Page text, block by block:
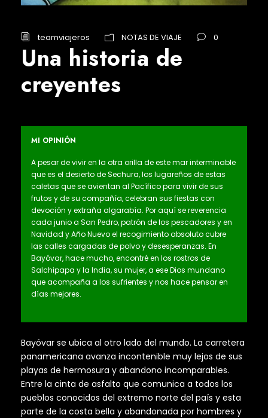
teamviajeros NOTAS DE VIAJE 0
Una historia de
creyentes
MI OPINIÓN
A pesar de vivir en la otra orilla de este mar interminable
que es el desierto de Sechura, los lugareños de estas
caletas que se avientan al Pacífico para vivir de sus
frutos y de su compañía, celebran sus fiestas con
devoción y extraña algarabía. Por aquí se reverencia
cada junio a San Pedro, patrón de los pescadores y en
Navidad y Año Nuevo el recogimiento absoluto cubre
las calles cargadas de polvo y desesperanzas. En
Bayóvar, hace mucho, encontré en los rostros de
Salchipapa y la India, su mujer, a ese Dios mundano
que acompaña a los sufrientes y nos hace pensar en
días mejores.
Bayóvar se ubica al otro lado del mundo. La carretera
panamericana avanza incontenible muy lejos de sus
playas de hermosura y abandono incomparables.
Entre la cinta de asfalto que comunica a todos los
pueblos conocidos del extremo norte del país y esta
parte de la costa bella y abandonada por hombres y